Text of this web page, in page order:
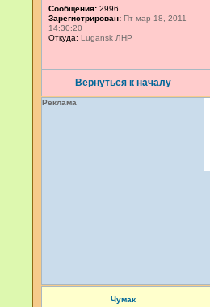
Сообщения: 2996
Зарегистрирован: Пт мар 18, 2011
14:30:20
Откуда: Lugansk ЛНР
Вернуться к началу
Реклама
Чумак